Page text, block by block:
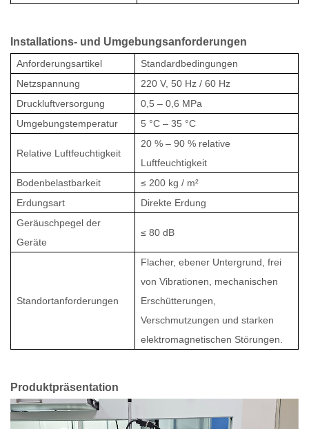
Installations- und Umgebungsanforderungen
Anforderungsartikel
Standardbedingungen
Netzspannung
220 V, 50 Hz / 60 Hz
Druckluftversorgung
0,5 – 0,6 MPa
Umgebungstemperatur
5 °C – 35 °C
Relative Luftfeuchtigkeit
20 % – 90 % relative
Luftfeuchtigkeit
Bodenbelastbarkeit
≤ 200 kg / m²
Erdungsart
Direkte Erdung
Geräuschpegel der
Geräte
≤ 80 dB
Standortanforderungen
Flacher, ebener Untergrund, frei
von Vibrationen, mechanischen
Erschütterungen,
Verschmutzungen und starken
elektromagnetischen Störungen.
Produktpräsentation